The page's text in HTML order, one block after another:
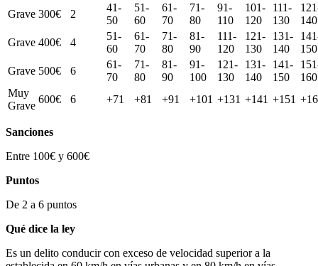
Grave 300€ 2
41-
50
51-
60
61-
70
71-
80
91-
110
101-
120
111-
130
140
Grave 400€ 4
51-
60
61-
70
71-
80
81-
90
111-
120
121-
130
131-
140
150
Grave 500€ 6
61-
70
71-
80
81-
90
91-
100
121-
130
131-
140
141-
150
160
Muy
Grave
600€ 6 +71 +81 +91 +101 +131 +141 +151
Sanciones
Entre 100€ y 600€
Puntos
De 2 a 6 puntos
Qué dice la ley
Es un delito conducir con exceso de velocidad superior a la